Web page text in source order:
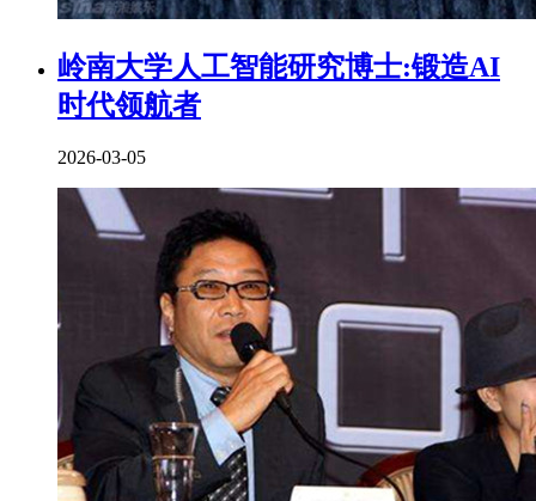
岭南大学人工智能研究博士:锻造AI
时代领航者
2026-03-05